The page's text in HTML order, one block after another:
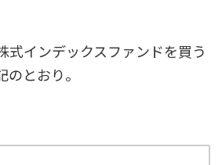
式インデックスファンドを買う
とおり。